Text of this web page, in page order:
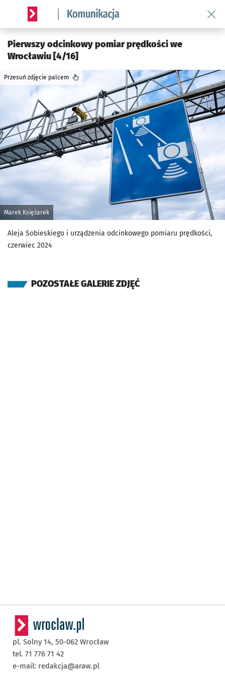
Serwis informacyjny wroclaw.pl podserwis: Komunikacja
Pierwszy odcinkowy pomiar prędkości we
Wrocławiu [4/16]
Marek Księżarek
Przesuń zdjęcie palcem
Aleja Sobieskiego i urządzenia odcinkowego pomiaru prędkości,
czerwiec 2024
POZOSTAŁE GALERIE ZDJĘĆ
pl. Solny 14, 50-062 Wrocław
tel. 71 776 71 42
e-mail: redakcja@araw.pl